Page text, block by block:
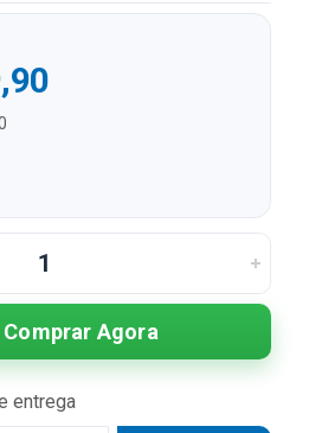
R$ 99,90
R$ 33,30 sem juros
R$ 24,98 sem juros
Comprar Agora
entrega